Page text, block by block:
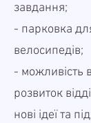
завдання;
- парковка
велосипедів;
- можливість
розвиток
нові ідеї та